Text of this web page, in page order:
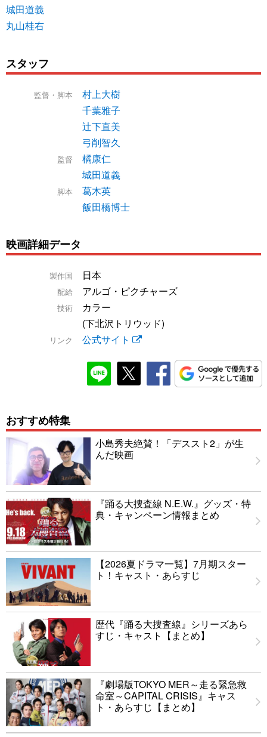
城田道義
丸山桂右
スタッフ
監督・脚本
村上大樹
千葉雅子
辻下直美
弓削智久
監督
橘康仁
城田道義
脚本
葛木英
飯田橋博士
映画詳細データ
製作国 日本
配給 アルゴ・ピクチャーズ
技術
カラー
(下北沢トリウッド)
リンク 公式サイト
おすすめ特集
小島秀夫絶賛！「デススト2」が生
んだ映画
『踊る大捜査線 N.E.W.』グッズ・特
典・キャンペーン情報まとめ
【2026夏ドラマ一覧】7月期スター
ト！キャスト・あらすじ
歴代『踊る大捜査線』シリーズあら
すじ・キャスト【まとめ】
『劇場版TOKYO MER～走る緊急救
命室～CAPITAL CRISIS』キャス
ト・あらすじ【まとめ】